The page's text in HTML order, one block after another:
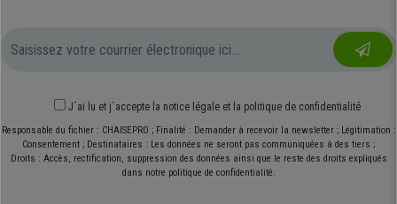
J´ai lu et j´accepte la notice légale et la politique de confidentialité
Responsable du fichier : CHAISEPRO ; Finalité : Demander à recevoir la newsletter ; Légitimation :
Consentement ; Destinataires : Les données ne seront pas communiquées à des tiers ;
Droits : Accès, rectification, suppression des données ainsi que le reste des droits expliqués
dans notre politique de confidentialité.